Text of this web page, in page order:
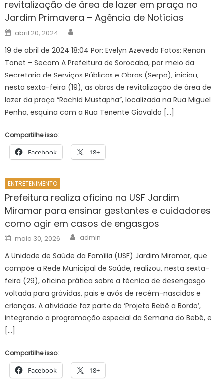
revitalização de área de lazer em praça no
Jardim Primavera – Agência de Notícias
Posted
on
abril 20, 2024
19 de abril de 2024 18:04 Por: Evelyn Azevedo Fotos: Renan
Tonet – Secom A Prefeitura de Sorocaba, por meio da
Secretaria de Serviços Públicos e Obras (Serpo), iniciou,
nesta sexta-feira (19), as obras de revitalização de área de
lazer da praça “Rachid Mustapha”, localizada na Rua Miguel
Penha, esquina com a Rua Tenente Giovaldo […]
Compartilhe isso:
Facebook 18+
ENTRETENIMENTO
Prefeitura realiza oficina na USF Jardim
Miramar para ensinar gestantes e cuidadores
como agir em casos de engasgos
Posted
on
maio 30, 2026 Author
admin
A Unidade de Saúde da Família (USF) Jardim Miramar, que
compõe a Rede Municipal de Saúde, realizou, nesta sexta-
feira (29), oficina prática sobre a técnica de desengasgo
voltada para grávidas, pais e avós de recém-nascidos e
crianças. A atividade faz parte do ‘Projeto Bebê a Bordo’,
integrando a programação especial da Semana do Bebê, e
[…]
Compartilhe isso:
Facebook 18+